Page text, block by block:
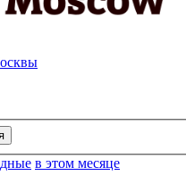
в этом месяце